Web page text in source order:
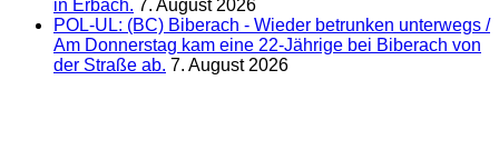
in Erbach. 7. August 2026
POL-UL: (BC) Biberach - Wieder betrunken unterwegs /
Am Donnerstag kam eine 22-Jährige bei Biberach von
der Straße ab. 7. August 2026